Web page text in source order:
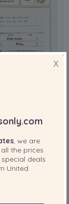
zeigt die
X
, we are
the prices
deals
United